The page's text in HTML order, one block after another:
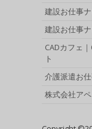
建設お仕事
建設お仕事
CADカフェ
ト
介護派遣お
株式会社ア